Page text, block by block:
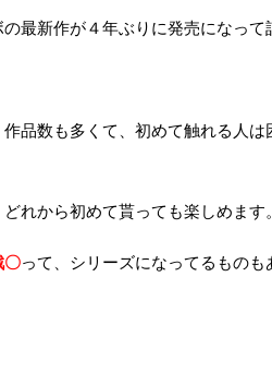
最新作が４年ぶりに発売になって
品数も多くて、初めて触れる人
れから初めて貰っても楽しめます。
〇って、シリーズになってるものも